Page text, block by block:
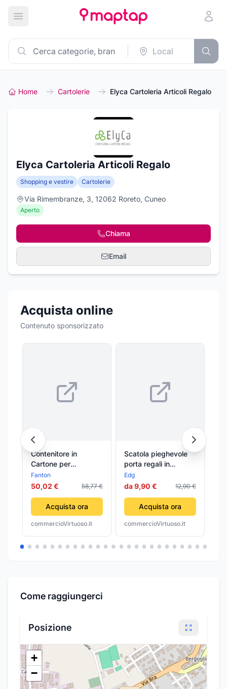
Apri menu principale
Home Cartolerie Elyca Cartoleria Articoli Regalo
Elyca Cartoleria Articoli Regalo
Shopping e vestire Cartolerie
Via Rimembranze, 3, 12062 Roreto, Cuneo
Aperto
Chiama
Email
Acquista online
Contenuto sponsorizzato
Contenitore in
Cartone per
Esposizione Articoli
25 CMX17X38
Fanton
50,02 € 58,77 €
Acquista ora
commercioVirtuoso.it
Scatola pieghevole
porta regali in
cartone multiuso fai
da te decorazioni
Edg
da 9,90 € 12,90 €
Acquista ora
commercioVirtuoso.it
Come raggiungerci
Posizione
+
−